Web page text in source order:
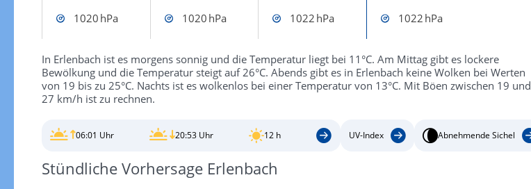
1020 hPa
1020 hPa 1022 hPa 1022 hPa
In Erlenbach ist es morgens sonnig und die Temperatur liegt bei 11°C. Am Mittag gibt es lockere
Bewölkung und die Temperatur steigt auf 26°C. Abends gibt es in Erlenbach keine Wolken bei Werten
von 19 bis zu 25°C. Nachts ist es wolkenlos bei einer Temperatur von 13°C. Mit Böen zwischen 19 und
27 km/h ist zu rechnen.
06:01 Uhr 20:53 Uhr 12 h UV-Index Abnehmende Sichel
Stündliche Vorhersage Erlenbach